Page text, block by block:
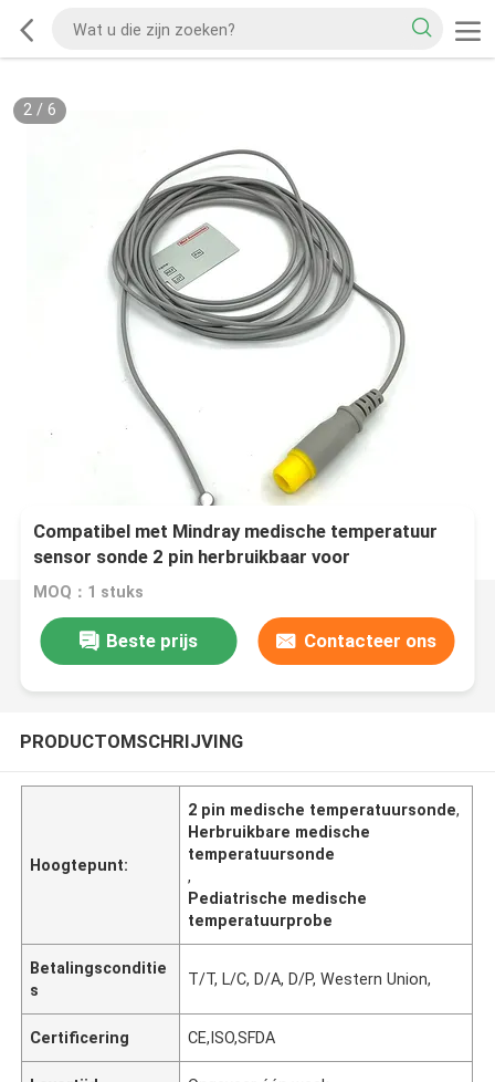
2/ 6
Compatibel met Mindray medische temperatuur
sensor sonde 2 pin herbruikbaar voor
pediatrische
MOQ：1 stuks
Beste prijs Contacteer ons
PRODUCTOMSCHRIJVING
Hoogtepunt:
2 pin medische temperatuursonde,
Herbruikbare medische
temperatuursonde
,
Pediatrische medische
temperatuurprobe
Betalingsconditie
s
T/T, L/C, D/A, D/P, Western Union,
Certificering CE,ISO,SFDA